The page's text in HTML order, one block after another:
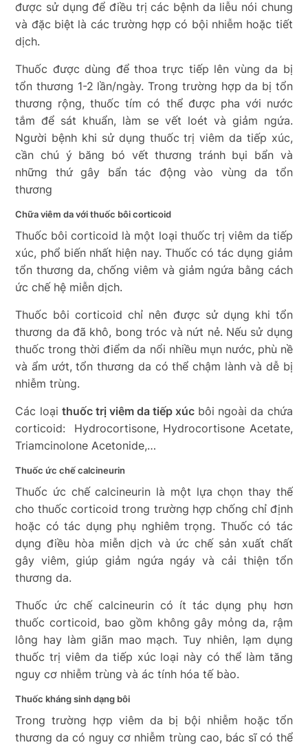
được sử dụng để điều trị các bệnh da liễu nói chung
và đặc biệt là các trường hợp có bội nhiễm hoặc tiết
dịch.
Thuốc được dùng để thoa trực tiếp lên vùng da bị
tổn thương 1-2 lần/ngày. Trong trường hợp da bị tổn
thương rộng, thuốc tím có thể được pha với nước
tắm để sát khuẩn, làm se vết loét và giảm ngứa.
Người bệnh khi sử dụng thuốc trị viêm da tiếp xúc,
cần chú ý băng bó vết thương tránh bụi bẩn và
những thứ gây bẩn tác động vào vùng da tổn
thương
Chữa viêm da với thuốc bôi corticoid
Thuốc bôi corticoid là một loại thuốc trị viêm da tiếp
xúc, phổ biến nhất hiện nay. Thuốc có tác dụng giảm
tổn thương da, chống viêm và giảm ngứa bằng cách
ức chế hệ miễn dịch.
Thuốc bôi corticoid chỉ nên được sử dụng khi tổn
thương da đã khô, bong tróc và nứt nẻ. Nếu sử dụng
thuốc trong thời điểm da nổi nhiều mụn nước, phù nề
và ẩm ướt, tổn thương da có thể chậm lành và dễ bị
nhiễm trùng.
Các loại thuốc trị viêm da tiếp xúc bôi ngoài da chứa
corticoid:
Hydrocortisone, Hydrocortisone Acetate,
Triamcinolone Acetonide,…
Thuốc ức chế calcineurin
Thuốc ức chế calcineurin là một lựa chọn thay thế
cho thuốc corticoid trong trường hợp chống chỉ định
hoặc có tác dụng phụ nghiêm trọng. Thuốc có tác
dụng điều hòa miễn dịch và ức chế sản xuất chất
gây viêm, giúp giảm ngứa ngáy và cải thiện tổn
thương da.
Thuốc ức chế calcineurin có ít tác dụng phụ hơn
thuốc corticoid, bao gồm không gây mỏng da, rậm
lông hay làm giãn mao mạch. Tuy nhiên, lạm dụng
thuốc trị viêm da tiếp xúc loại này có thể làm tăng
nguy cơ nhiễm trùng và ác tính hóa tế bào.
Thuốc kháng sinh dạng bôi
Trong trường hợp viêm da bị bội nhiễm hoặc tổn
thương da có nguy cơ nhiễm trùng cao, bác sĩ có thể